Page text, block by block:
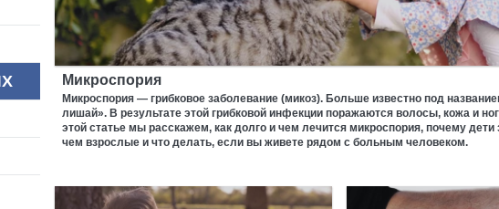
Микроспория
Микроспория — грибковое заболевание (микоз). Больше известно под
лишай». В результате этой грибковой инфекции поражаются волосы, кожа и
этой статье мы расскажем, как долго и чем лечится микроспория, почему
чем взрослые и что делать, если вы живете рядом с больным человеком.